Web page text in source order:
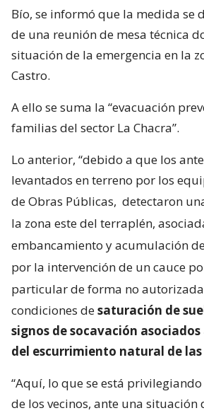
Bío, se informó que la medida se
de una reunión de mesa técnica
situación de la emergencia en la
Castro.
A ello se suma la “evacuación
familias del sector La Chacra”.
Lo anterior, “debido a que los
levantados en terreno por los
de Obras Públicas, detectaron
la zona este del terraplén,
embancamiento y acumulación
por la intervención de un cauce
particular de forma no autorizada
condiciones desaturación de
signos de socavación
del escurrimiento natural de
“Aquí, lo que se está
de los vecinos, ante una